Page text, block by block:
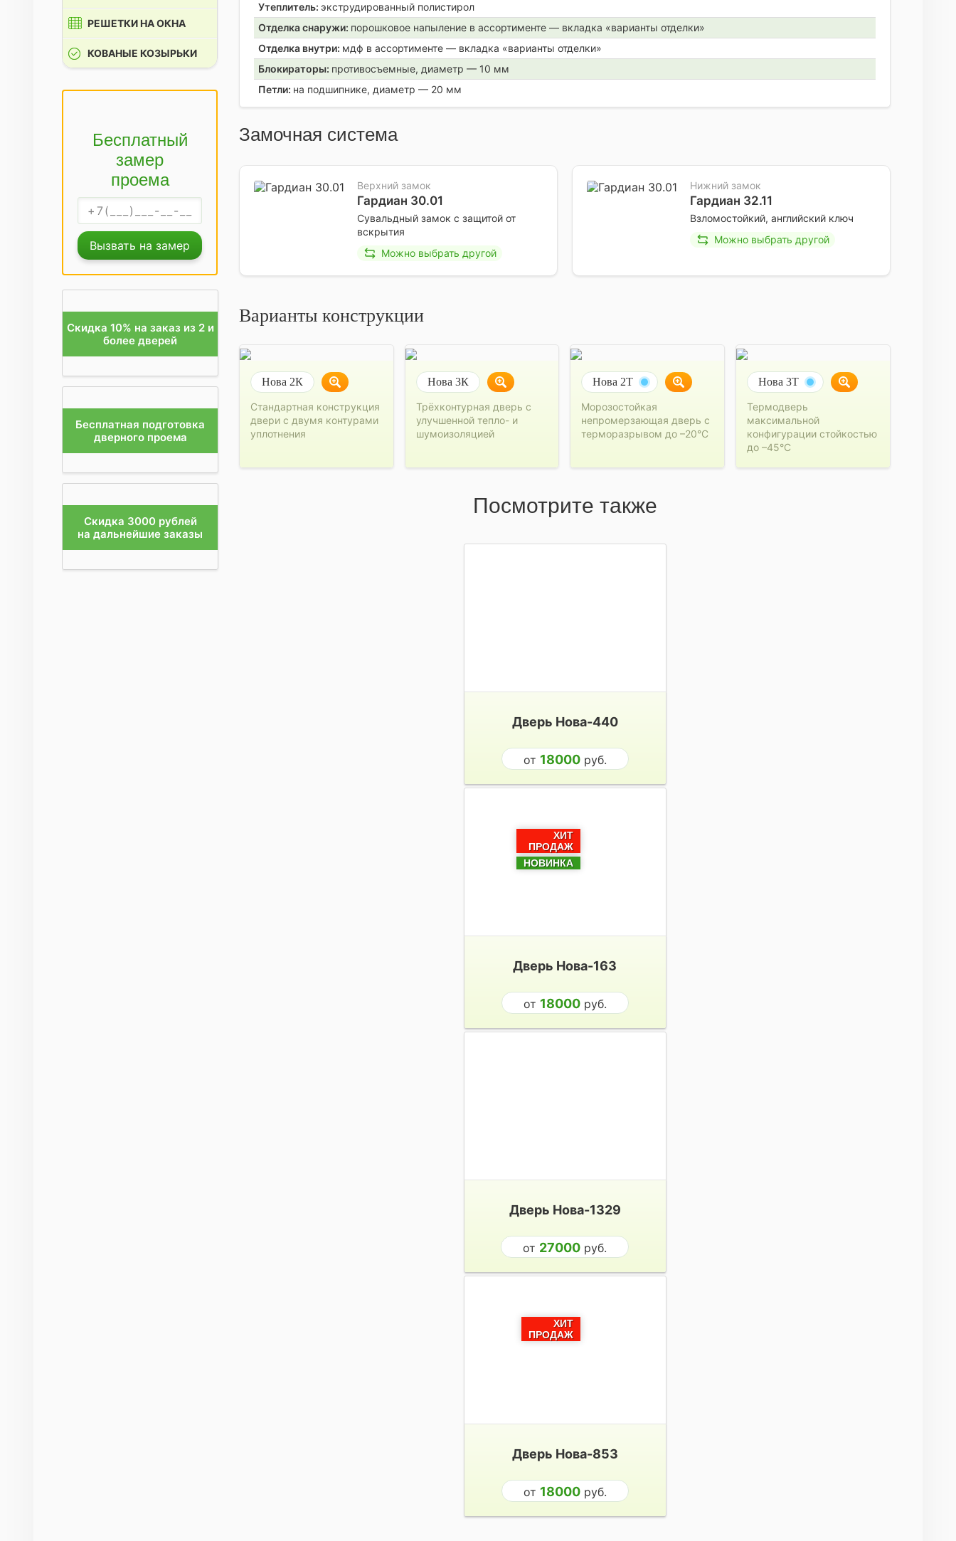
Утеплитель: экструдированный полистирол
Отделка снаружи: порошковое напыление в ассортименте — вкладка «варианты отделки»
Отделка внутри: мдф в ассортименте — вкладка «варианты отделки»
Блокираторы: противосъемные, диаметр — 10 мм
Петли: на подшипнике, диаметр — 20 мм
Замочная система
Верхний замок
Гардиан 30.01
Сувальдный замок с защитой от
вскрытия
Можно выбрать другой
Нижний замок
Гардиан 32.11
Взломостойкий, английский ключ
Можно выбрать другой
Варианты конструкции
Нова 2К
Стандартная конструкция
двери с двумя контурами
уплотнения
Нова 3К
Трёхконтурная дверь с
улучшенной тепло- и
шумоизоляцией
Нова 2Т
Морозостойкая
непромерзающая дверь с
терморазрывом до –20°C
Нова 3Т
Термодверь
максимальной
конфигурации стойкостью
до –45°C
Посмотрите также
Дверь Нова-440
от 18000руб.
ХИТ
ПРОДАЖ
НОВИНКА
Дверь Нова-163
от 18000руб.
Дверь Нова-1329
от 27000 руб.
ХИТ
ПРОДАЖ
Дверь Нова-853
от 18000руб.
РЕШЕТКИ НА ОКНА
КОВАНЫЕ КОЗЫРЬКИ
Бесплатный
замер
проема
Вызвать на замер
Скидка 10% на заказ из 2 и
более дверей
Бесплатная подготовка
дверного проема
Скидка 3000 рублей
на дальнейшие заказы